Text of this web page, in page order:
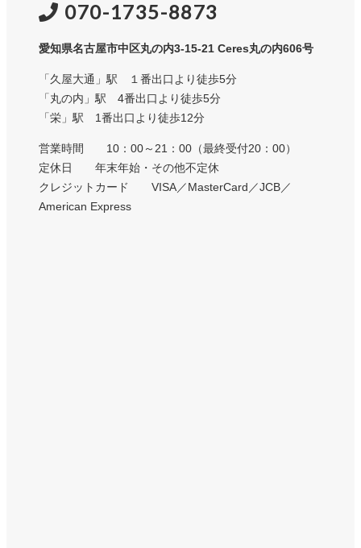
070-1735-8873
愛知県名古屋市中区丸の内3-15-21 Ceres丸の内606号
「久屋大通」駅 １番出口より徒歩5分
「丸の内」駅 4番出口より徒歩5分
「栄」駅 1番出口より徒歩12分
営業時間 10：00～21：00（最終受付20：00）
定休日 年末年始・その他不定休
クレジットカード VISA／MasterCard／JCB／
American Express